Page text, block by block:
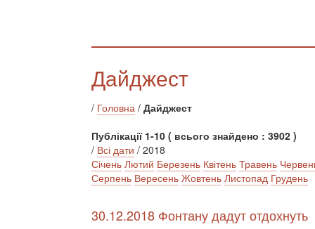
Дайджест
/ Головна / Дайджест
Публікації 1-10 ( всього знайдено : 3902 )
/ Всі дати / 2018
Січень Лютий Березень Квітень Травень
Серпень Вересень Жовтень Листопад Грудень
30.12.2018 Фонтану дадут отдохнуть